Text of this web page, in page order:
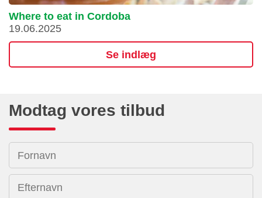
Where to eat in Cordoba
19.06.2025
Se indlæg
Modtag vores tilbud
Fornavn
Efternavn